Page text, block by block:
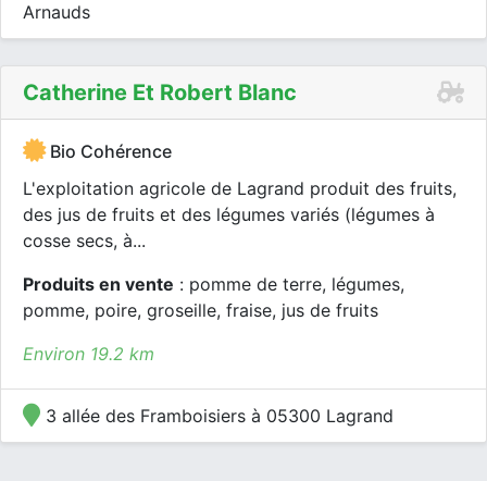
Arnauds
Catherine Et Robert Blanc
Bio Cohérence
L'exploitation agricole de Lagrand produit des fruits,
des jus de fruits et des légumes variés (légumes à
cosse secs, à...
Produits en vente : pomme de terre, légumes,
pomme, poire, groseille, fraise, jus de fruits
Environ 19.2 km
3 allée des Framboisiers à 05300 Lagrand